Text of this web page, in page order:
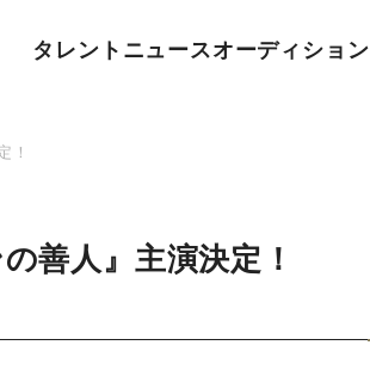
タレント ニュースオーディション
！
善人』主演決定！